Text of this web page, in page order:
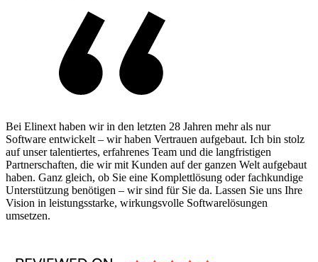
Bei Elinext haben wir in den letzten 28 Jahren mehr als nur
Software entwickelt – wir haben Vertrauen aufgebaut. Ich bin stolz
auf unser talentiertes, erfahrenes Team und die langfristigen
Partnerschaften, die wir mit Kunden auf der ganzen Welt aufgebaut
haben. Ganz gleich, ob Sie eine Komplettlösung oder fachkundige
Unterstützung benötigen – wir sind für Sie da. Lassen Sie uns Ihre
Vision in leistungsstarke, wirkungsvolle Softwarelösungen
umsetzen.